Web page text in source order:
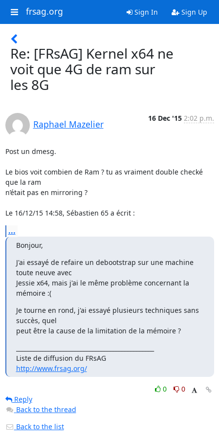
frsag.org Sign In Sign Up
Re: [FRsAG] Kernel x64 ne
voit que 4G de ram sur
les 8G
Raphael Mazelier
16 Dec '15 2:02 p.m.
Post un dmesg.
Le bios voit combien de Ram ? tu as vraiment double checké
que la ram
n’était pas en mirroring ?
Le 16/12/15 14:58, Sébastien 65 a écrit :
...
Bonjour,
J'ai essayé de refaire un debootstrap sur une machine
toute neuve avec
Jessie x64, mais j'ai le même problème concernant la
mémoire :(
Je tourne en rond, j'ai essayé plusieurs techniques sans
succès, quel
peut être la cause de la limitation de la mémoire ?
Liste de diffusion du FRsAG
http://www.frsag.org/
0
0
Reply
Back to the thread
Back to the list